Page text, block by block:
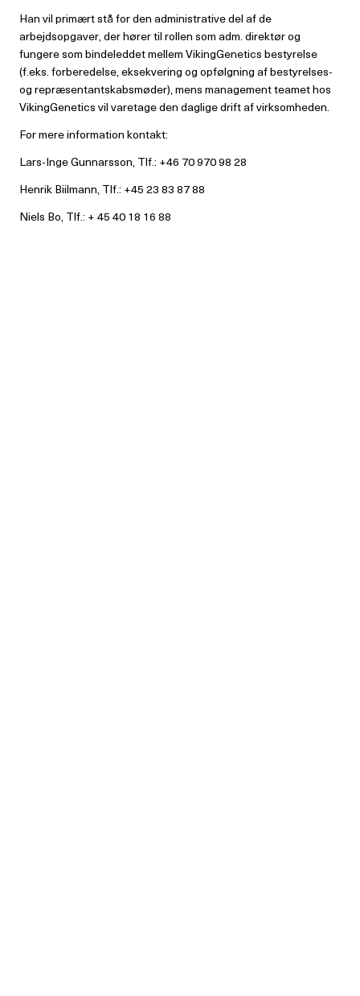
Han vil primært stå for den administrative del af de
arbejdsopgaver, der hører til rollen som adm. direktør og
fungere som bindeleddet mellem VikingGenetics bestyrelse
(f.eks. forberedelse, eksekvering og opfølgning af bestyrelses-
og repræsentantskabsmøder), mens management teamet hos
VikingGenetics vil varetage den daglige drift af virksomheden.
For mere information kontakt:
Lars-Inge Gunnarsson, Tlf.: +46 70 970 98 28
Henrik Biilmann, Tlf.: +45 23 83 87 88
Niels Bo, Tlf.: + 45 40 18 16 88